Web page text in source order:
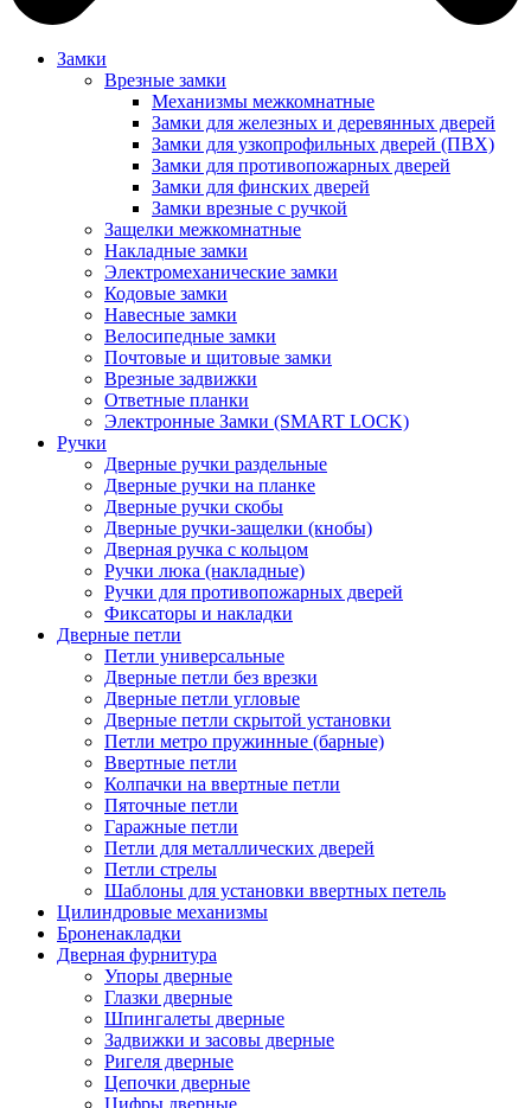
Замки
Врезные замки
Механизмы межкомнатные
Замки для железных и деревянных дверей
Замки для узкопрофильных дверей (ПВХ)
Замки для противопожарных дверей
Замки для финских дверей
Замки врезные с ручкой
Защелки межкомнатные
Накладные замки
Электромеханические замки
Кодовые замки
Навесные замки
Велосипедные замки
Почтовые и щитовые замки
Врезные задвижки
Ответные планки
Электронные Замки (SMART LOCK)
Ручки
Дверные ручки раздельные
Дверные ручки на планке
Дверные ручки скобы
Дверные ручки-защелки (кнобы)
Дверная ручка с кольцом
Ручки люка (накладные)
Ручки для противопожарных дверей
Фиксаторы и накладки
Дверные петли
Петли универсальные
Дверные петли без врезки
Дверные петли угловые
Дверные петли скрытой установки
Петли метро пружинные (барные)
Ввертные петли
Колпачки на ввертные петли
Пяточные петли
Гаражные петли
Петли для металлических дверей
Петли стрелы
Шаблоны для установки ввертных петель
Цилиндровые механизмы
Броненакладки
Дверная фурнитура
Упоры дверные
Глазки дверные
Шпингалеты дверные
Задвижки и засовы дверные
Ригеля дверные
Цепочки дверные
Цифры дверные